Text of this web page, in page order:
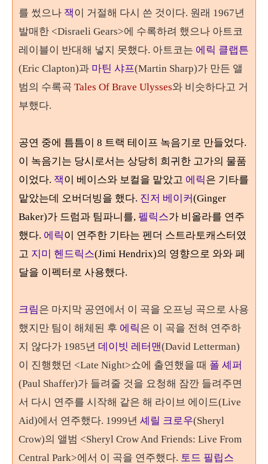
를 썼으나 잭이 거절해 다시 쓴 것이다. 원래 1967년
발매한 <Disraeli Gears>에 수록하려 했으나 아트코
레이블이 반대해 넣지 못했다. 아트코는 에릭 클랩튼
(Eric Clapton)과 마틴 샤프(Martin Sharp)가 만든 앨
범의 수록곡 Tales Of Brave Ulysses와 비슷하다고 거
부했다.
공연 중에 틈틈이 8 트랙 테이프 녹음기로 만들었다.
이 녹음기는 당시로서는 상당히 희귀한 고가의 물품
이었다. 잭이 베이스와 보컬을 맡았고 에릭은 기타를
맡았는데 오버더빙을 했다. 진저 베이커(Ginger
Baker)가 드럼과 팀파니를, 펠릭스가 비올라를 연주
했다. 에릭이 연주한 기타는 펜더 스트라토캐스터였
고 지미 헨드릭스(Jimi Hendrix)의 영향으로 와와 페
달을 이펙터로 사용했다.
크림은 마지막 공연에서 이 곡을 오프닝 곡으로 사용
했지만 팀이 해체된 후 에릭은 이 곡을 전혀 연주하
지 않다가 1985년 데이빗 레터맨(David Letterman)
이 진행했던 <Late Night>쇼에 출연했을 때 폴 셰퍼
(Paul Shaffer)가 들려줄 것을 요청해 잠깐 들려주면
서 다시 연주를 시작해 같은 해 라이브 에이드(Live
Aid)에서 연주했다. 1999년 셰릴 크로우(Sheryl
Crow)의 앨범 <Sheryl Crow And Friends: Live From
Central Park>에서 이 곡을 연주했다. 토드 필립스